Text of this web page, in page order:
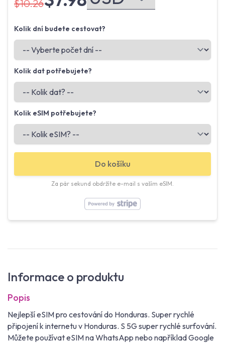
$10.26
Kolik dní budete cestovat?
Kolik dat potřebujete?
Kolik eSIM potřebujete?
Do košíku
Za pár sekund obdržíte e-mail s vaším eSIM.
Informace o produktu
Popis
Nejlepší eSIM pro cestování do Honduras. Super rychlé
připojení k internetu v Honduras. S 5G super rychlé surfování.
Můžete používat eSIM na WhatsApp nebo například Google